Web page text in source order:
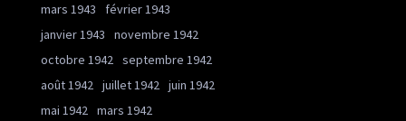
mars 1943
février 1943
janvier 1943
novembre 1942
octobre 1942 septembre 1942
août 1942 juillet 1942 juin 1942
mai 1942 mars 1942